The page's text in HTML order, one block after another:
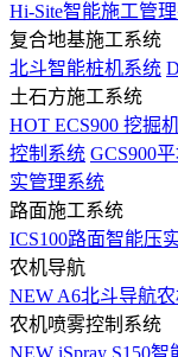
Hi-Site智能施工管
复合地基施工系统
北斗智能桩机系统
土石方施工系统
HOT ECS900 挖掘
控制系统 GCS900
实管理系统
路面施工系统
ICS100路面智能压
农机导航
NEW A6北斗导航
农机喷雾控制系统
NEW iSpray S150